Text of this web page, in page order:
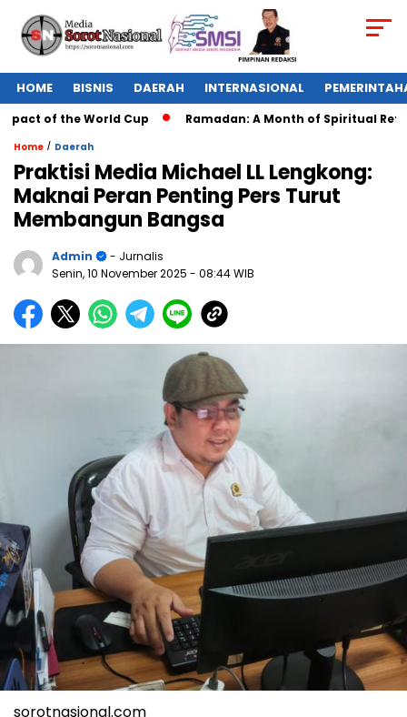
HOME BISNIS DAERAH INTERNASIONAL
of the World Cup Ramadan: A Month of Spiritual
Home / Daerah
Praktisi Media Michael LL Lengkong:
Maknai Peran Penting Pers Turut
Membangun Bangsa
Admin
- Jurnalis
Senin, 10 November 2025 - 08:44 WIB
sorotnasional.com